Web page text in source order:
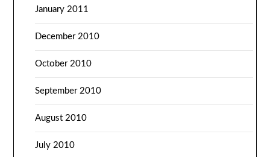
January 2011
December 2010
October 2010
September 2010
August 2010
July 2010